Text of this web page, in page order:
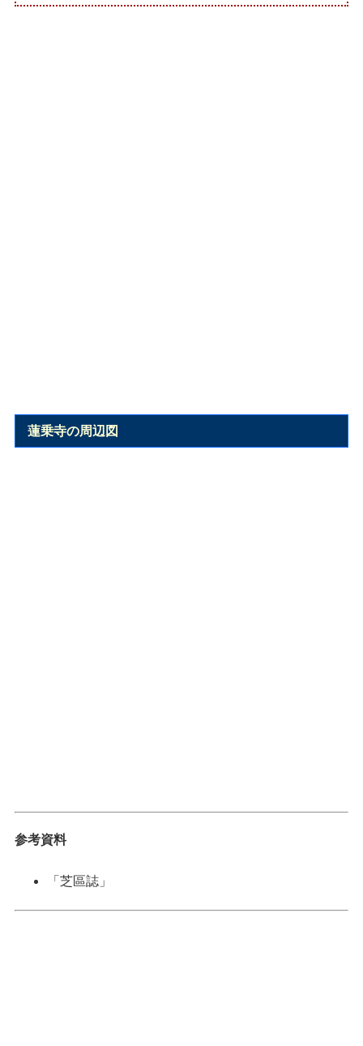
蓮乗寺の周辺図
参考資料
「芝區誌」